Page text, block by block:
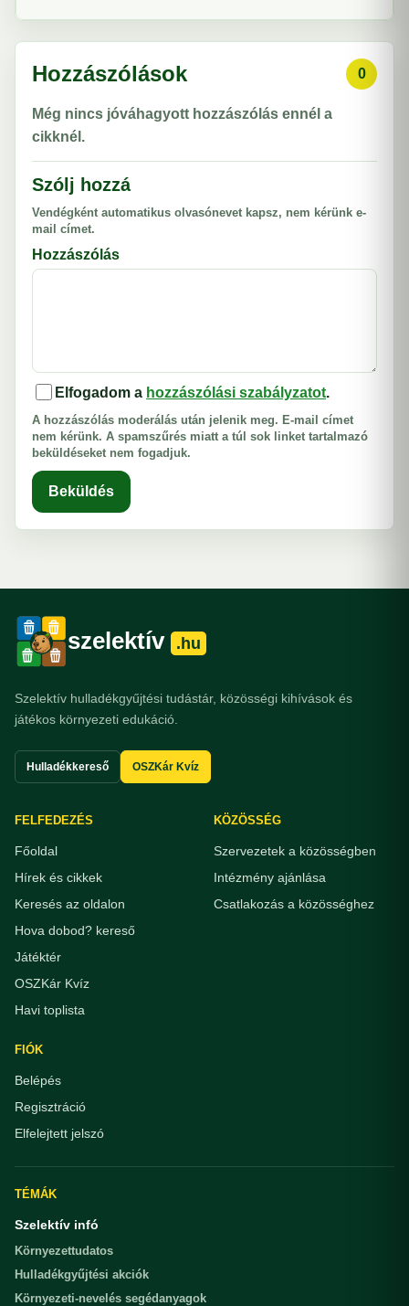
Hozzászólások 0
Még nincs jóváhagyott hozzászólás ennél a
cikknél.
Szólj hozzá
Vendégként automatikus olvasónevet kapsz, nem kérünk e-
mail címet.
Hozzászólás
Elfogadom a hozzászólási szabályzatot.
A hozzászólás moderálás után jelenik meg. E-mail címet
nem kérünk. A spamszűrés miatt a túl sok linket tartalmazó
beküldéseket nem fogadjuk.
Beküldés
szelektív .hu
Szelektív hulladékgyűjtési tudástár, közösségi kihívások és
játékos környezeti edukáció.
Hulladékkereső OSZKár Kvíz
FELFEDEZÉS
Főoldal
Hírek és cikkek
Keresés az oldalon
Hova dobod? kereső
Játéktér
OSZKár Kvíz
Havi toplista
KÖZÖSSÉG
Szervezetek a közösségben
Intézmény ajánlása
Csatlakozás a közösséghez
FIÓK
Belépés
Regisztráció
Elfelejtett jelszó
TÉMÁK
Szelektív infó
Környezettudatos
Hulladékgyűjtési akciók
Környezeti-nevelés segédanyagok